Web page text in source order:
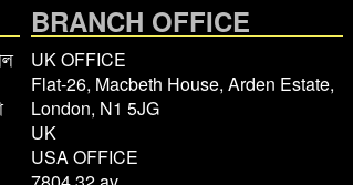
BRANCH OFFICE
UK OFFICE
Flat-26, Macbeth House, Arden Estate,
London, N1 5JG
UK
USA OFFICE